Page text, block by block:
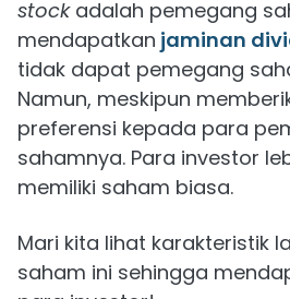
stock adalah pemegang
mendapatkan jaminan
tidak dapat pemegang
Namun, meskipun
preferensi kepada para
sahamnya. Para investor
memiliki saham biasa.
Mari kita lihat karakteristik
saham ini sehingga